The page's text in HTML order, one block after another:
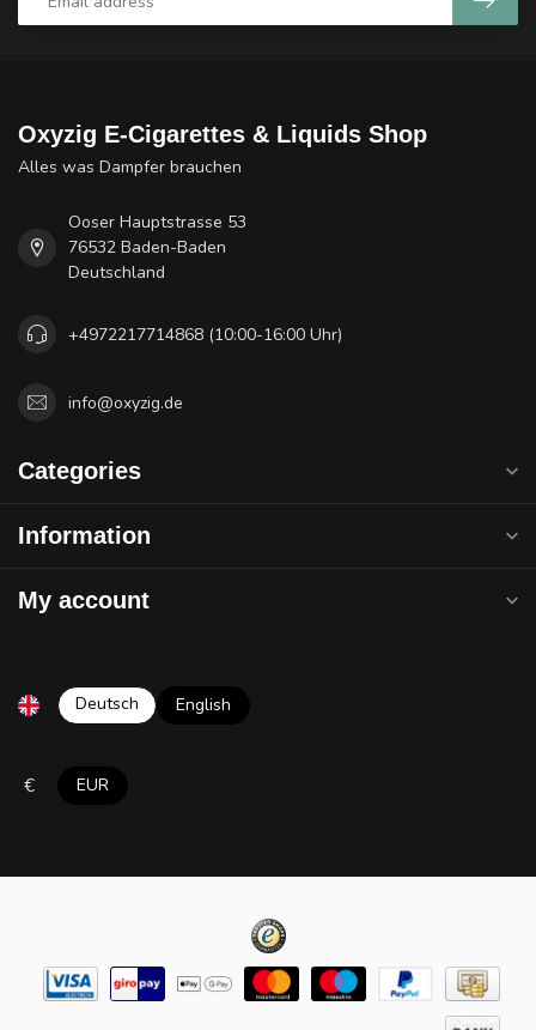
Oxyzig E-Cigarettes & Liquids Shop
Alles was Dampfer brauchen
Ooser Hauptstrasse 53
76532 Baden-Baden
Deutschland
+4972217714868 (10:00-16:00 Uhr)
info@oxyzig.de
Categories
Information
My account
Deutsch English
€ EUR